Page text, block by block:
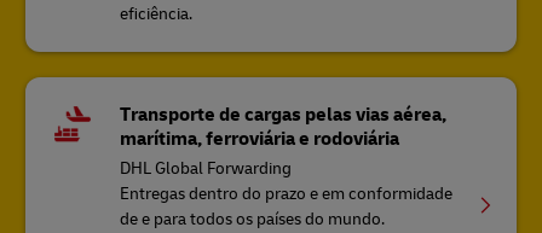
eficiência.
Transporte de cargas pelas vias aérea,
marítima, ferroviária e rodoviária
DHL Global Forwarding
Entregas dentro do prazo e em conformidade
de e para todos os países do mundo.